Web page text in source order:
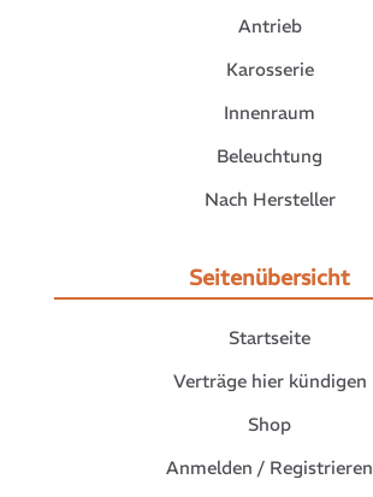
Antrieb
Karosserie
Innenraum
Beleuchtung
Nach Hersteller
Seitenübersicht
Startseite
Verträge hier kündigen
Shop
Anmelden / Registrieren